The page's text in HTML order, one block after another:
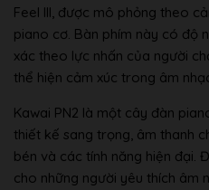
Feel III, được mô phỏng theo
piano cơ. Bàn phím này có độ
xác theo lực nhấn của người
thể hiện cảm xúc trong âm
Kawai PN2 là một cây đàn
thiết kế sang trọng, âm thanh
bén và các tính năng hiện đại.
cho những người yêu thích âm